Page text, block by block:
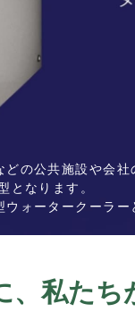
の公共施設や会
となります。
ォータークーラ
、私た